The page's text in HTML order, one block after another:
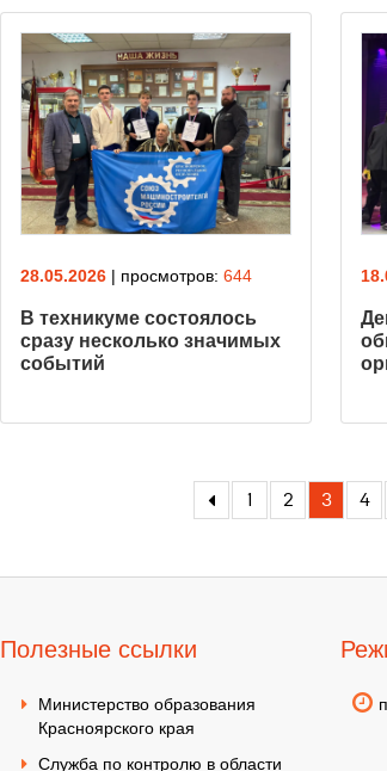
28.05.2026 | просмотров: 644
В техникуме состоялось
сразу несколько значимых
событий
1 2 3 4
Полезные ссылки
Министерство образования
Красноярского края
Служба по контролю в области